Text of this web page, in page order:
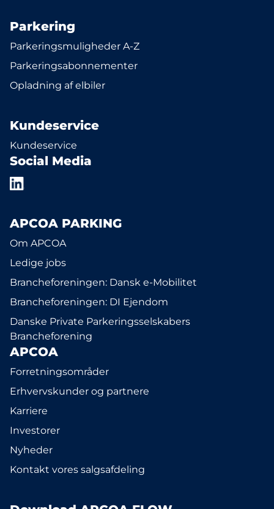
Parkering
Parkeringsmuligheder A-Z
Parkeringsabonnementer
Opladning af elbiler
Kundeservice
Kundeservice
Social Media
APCOA PARKING
Om APCOA
Ledige jobs
Brancheforeningen: Dansk e-Mobilitet
Brancheforeningen: DI Ejendom
Danske Private Parkeringsselskabers
Brancheforening
APCOA
Forretningsområder
Erhvervskunder og partnere
Karriere
Investorer
Nyheder
Kontakt vores salgsafdeling